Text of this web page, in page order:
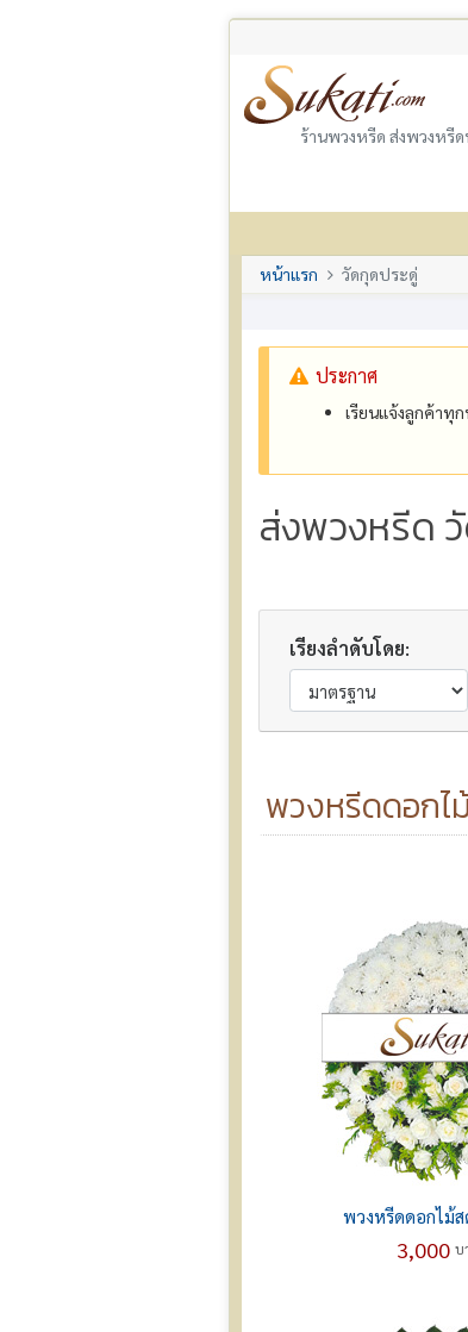
ร้านพวงหรีด ส่งพวงหรี
หน้าแรก วัดกุดประดู่
ประกาศ
เรียนแจ้งลูกค้าทุ
ส่งพวงหรีด
เรียงลำดับโดย:
พวงหรีดดอกไ
พวงหรีดดอกไม้ส
3,000 บ